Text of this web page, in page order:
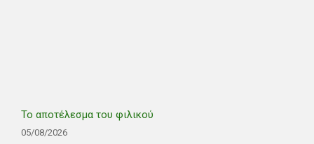
Το αποτέλεσμα του φιλικού
05/08/2026